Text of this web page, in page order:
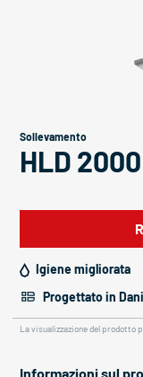
Sollevamento
HLD 2000
Igiene migliorata
Progettato in
La visualizzazione del prodotto
Informazioni sul